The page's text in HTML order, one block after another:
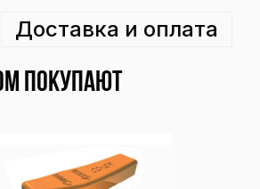
Доставка и оплата
покупают